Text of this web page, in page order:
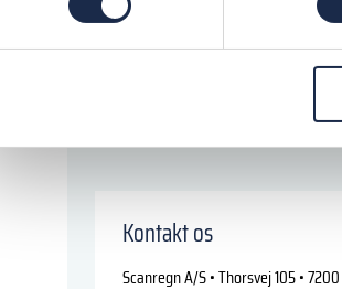
Kontakt os
Scanregn A/S • Thorsvej 105 •